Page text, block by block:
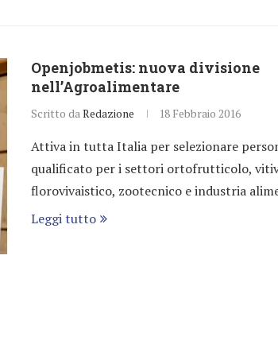
Openjobmetis: nuova divisione
nell’Agroalimentare
Scritto daRedazione 18 Febbraio 2016
Attiva in tutta Italia per selezionare
qualificato per i settori ortofrutticolo,
florovivaistico, zootecnico e industria
Leggi tutto